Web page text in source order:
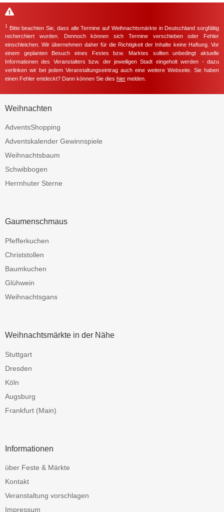
1
Bitte beachten Sie, dass alle Termine auf Weihnachtsmärkte in Deutschland sorgfältig
recherchiert wurden. Dennoch können sich Termine verschieben oder Fehler
einschleichen. Wir übernehmen daher für die Richtigkeit der Inhalte keine Haftung. Vor
einem geplanten Besuch eines Festes bzw. Marktes sollten unbedingt aktuelle
Informationen des Veranstalters bzw. der jeweiligen Stadt eingeholt werden - dazu
verlinken wir bei jedem Veranstaltungseintrag auch eine weitere Webseite. Sie haben
einen Fehler entdeckt? Dann können Sie dies hier melden.
Weihnachten
AdventsShopping
Adventskalender Gewinnspiele
Weihnachtsbaum
Schwibbogen
Herrnhuter Sterne
Gaumenschmaus
Pfefferkuchen
Christstollen
Baumkuchen
Glühwein
Weihnachtsgans
Weihnachtsmärkte in der Nähe
Stuttgart
Dresden
Köln
Augsburg
Frankfurt (Main)
Informationen
über Feste & Märkte
Kontakt
Veranstaltung vorschlagen
Impressum